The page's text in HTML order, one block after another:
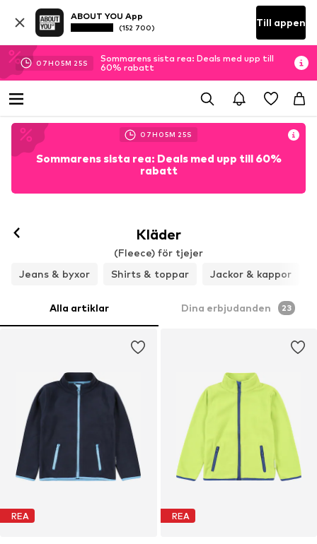
ABOUT YOU App
(152 700) Till appen
07H 05M 23S
Sommarens sista rea: Deals med upp till
60% rabatt
07H 05M 23S
Sommarens sista rea: Deals med upp till 60%
rabatt
Kläder
(Fleece) för tjejer
Jeans & byxor
Shirts & toppar Jackor & kappor
Alla artiklar Dina erbjudanden 23
REA REA